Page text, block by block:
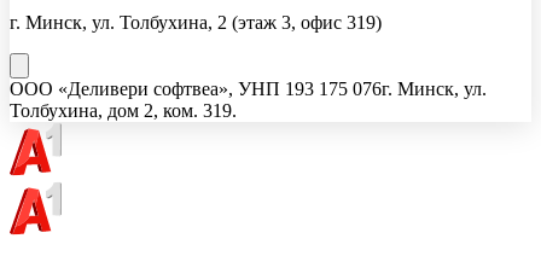
г. Минск, ул. Толбухина, 2 (этаж 3, офис 319)
ООО «Деливери софтвеа», УНП 193 175 076г. Минск, ул.
Толбухина, дом 2, ком. 319.